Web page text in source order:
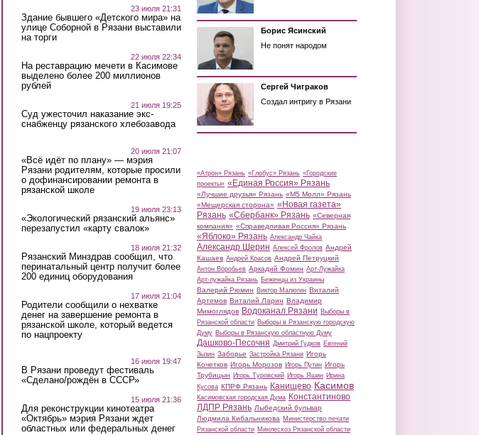
23 июля 21:31
Здание бывшего «Детского мира» на
улице Соборной в Рязани выставили
на торги
22 июля 22:34
На реставрацию мечети в Касимове
выделено более 200 миллионов
рублей
21 июля 19:25
Суд ужесточил наказание экс-
снабженцу рязанского хлебозавода
20 июля 21:07
«Всё идёт по плану» — мэрия
Рязани родителям, которые просили
о дофинансировании ремонта в
рязанской школе
19 июля 23:13
«Экологический рязанский альянс»
перезапустил «карту свалок»
18 июля 21:32
Рязанский Минздрав сообщил, что
перинатальный центр получит более
200 единиц оборудования
17 июля 21:04
Родители сообщили о нехватке
денег на завершение ремонта в
рязанской школе, который ведется
по нацпроекту
16 июля 19:47
В Рязани проведут фестиваль
«Сделано/рождён в СССР»
15 июля 21:36
Для реконструкции кинотеатра
«Октябрь» мэрия Рязани ждет
областных или федеральных денег
Борис Ясинский
Не понят народом
Сергей Чиграков
Создал интригу в Рязани
«Атрон» Рязань «Глобус» Рязань «Городские
проекты» «Единая Россия» Рязань
«Лучшие друзья» Рязань «М5 Молл» Рязань
«Мещерская сторона» «Новая газета»
Рязань «Сбербанк» Рязань «Северная
компания» «Справедливая Россия» Рязань
«Яблоко» Рязань Александр Чайка
Александр Шерин Алексей Фролов Андрей
Кашаев Андрей Красов Андрей Петруцкий
Антон Воробьев Аркадий Фомин Арт-Лужайка
Арт-лужайка Рязань Беженцы из Украины
Валерий Рюмин Виктор Малюгин Виталий
Артемов Виталий Ларин Владимир
Мимоглядов Водоканал Рязани Выборы в
Рязанской области Выборы в Рязанскую городскую
Думу Выборы в Рязанскую областную Думу
Дашково-Песочня Дмитрий Гудков Евгений
Зызин Заборье Застройка Рязани Игорь
Кочетков Игорь Морозов Игорь Путин Игорь
Трубицын Игорь Туровский Игорь Яшин Ирина
Кусова КПРФ Рязань Канищево Касимов
Касимовская городская Дума Константиново
ЛДПР Рязань Лыбедский бульвар
Людмила Кибальникова Министерство печати
Рязанской области Минлесхоз Рязанской области